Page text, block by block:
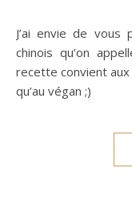
J’ai envie de vous proposer ici une recette de dessert
chinois qu’on
recette convient
qu’au végan ;)